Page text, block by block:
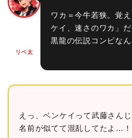
リベ太
ワカ＝今牛若狭。覚
ケイ、速さのワカ」
黒龍の伝説コンビなん
えっ、ベンケイって武藤さん
名前が似てて混乱してたよ…！